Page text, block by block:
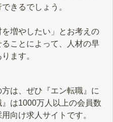
きるでしょう。
増やしたい」とお考えの
ことによって、人材の早
ます。
は、ぜひ『エン転職』に
は1000万人以上の会員数
向け求人サイトです。